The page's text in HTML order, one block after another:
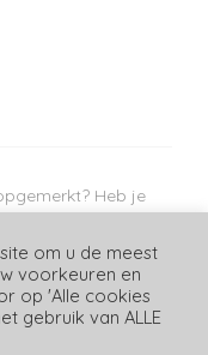
Heb je
om u de meest
voorkeuren en
op 'Alle cookies
gebruik van ALLE